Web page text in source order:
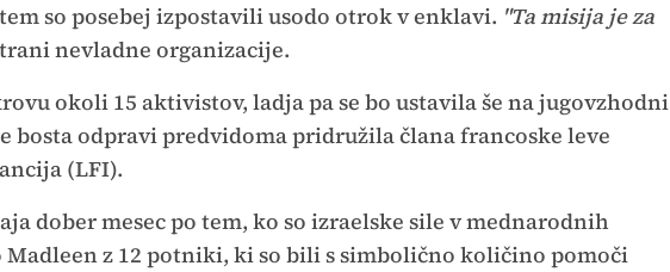
so posebej izpostavili usodo otrok v enklavi. "Ta misija je za
nevladne organizacije.
okoli 15 aktivistov, ladja pa se bo ustavila še na jugovzhodni
bosta odpravi predvidoma pridružila člana francoske leve
(LFI).
dober mesec po tem, ko so izraelske sile v mednarodnih
z 12 potniki, ki so bili s simbolično količino pomoči